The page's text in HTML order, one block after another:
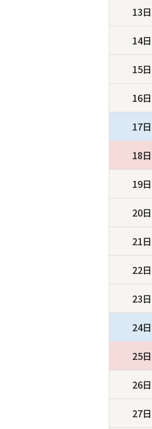
13日
14日
15日
16日
17日
18日
19日
20日
21日
22日
23日
24日
25日
26日
27日